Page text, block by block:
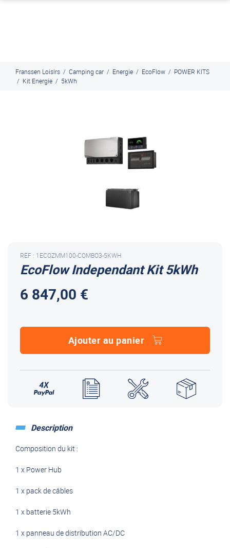
Franssen Loisirs / Camping car / Energie / EcoFlow / POWER KITS
/ Kit Energie / 5kWh
EcoFlow Independant Kit 5kWh
REF : 1ECOZMM100-COMBO3-5KWH
6 847,00 €
Ajouter au panier
Description
Composition du kit :
1 x Power Hub
1 x pack de câbles
1 x batterie 5kWh
1 x panneau de distribution AC/DC